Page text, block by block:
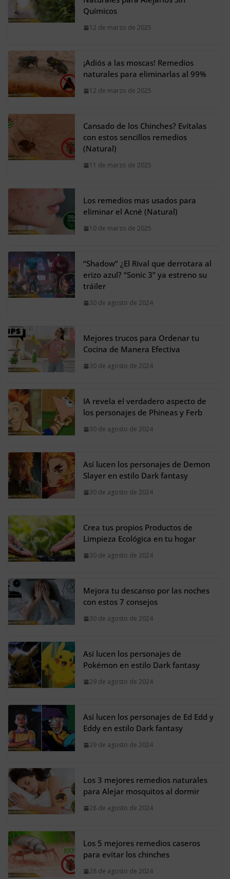
Químicos
12 de marzo de 2025
¡Adiós a las moscas! Remedios
naturales para eliminarlas al 99%
12 de marzo de 2025
Cansado de los Chinches? Evítalas
con estos sencillos remedios
(Natural)
11 de marzo de 2025
Los remedios mas usados para
eliminar el Acné (Natural)
10 de marzo de 2025
“Shadow” ¿El Rival que derrotara al
erizo azul? “Sonic 3” ya estreno su
tráiler
30 de agosto de 2024
Mejores trucos para Ordenar tu
Cocina de Manera Efectiva
30 de agosto de 2024
IA revela el verdadero aspecto de
los personajes de Phineas y Ferb
30 de agosto de 2024
Así lucen los personajes de Demon
Slayer en estilo Dark fantasy
30 de agosto de 2024
Crea tus propios Productos de
Limpieza Ecológica en tu hogar
30 de agosto de 2024
Mejora tu descanso por las noches
con estos 7 consejos
30 de agosto de 2024
Así lucen los personajes de
Pokémon en estilo Dark fantasy
29 de agosto de 2024
Así lucen los personajes de Ed Edd y
Eddy en estilo Dark fantasy
29 de agosto de 2024
Los 3 mejores remedios naturales
para Alejar mosquitos al dormir
28 de agosto de 2024
Los 5 mejores remedios caseros
para evitar los chinches
28 de agosto de 2024